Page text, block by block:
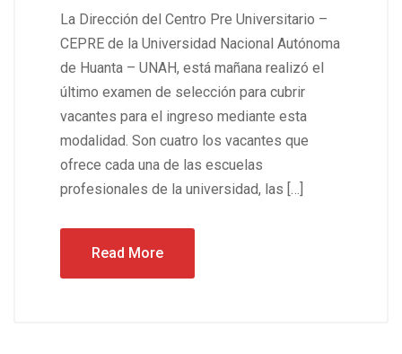
La Dirección del Centro Pre Universitario –
CEPRE de la Universidad Nacional Autónoma
de Huanta – UNAH, está mañana realizó el
último examen de selección para cubrir
vacantes para el ingreso mediante esta
modalidad. Son cuatro los vacantes que
ofrece cada una de las escuelas
profesionales de la universidad, las […]
Read More